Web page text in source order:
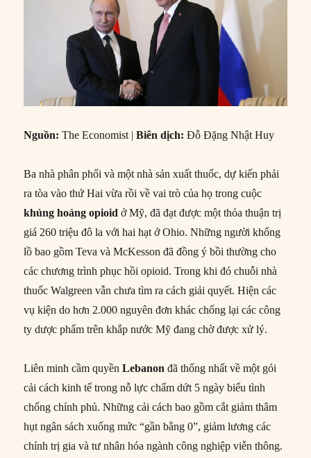
Nguồn: The Economist |Biên dịch: Đỗ Đặng Nhật Huy
Ba nhà phân phối và một nhà sản xuất thuốc, dự kiến phải
ra tòa vào thứ Hai vừa rồi về vai trò của họ trong cuộc
khủng hoảng opioid ở Mỹ, đã đạt được một thỏa thuận trị
giá 260 triệu đô la với hai hạt ở Ohio. Những người khổng
lồ bao gồm Teva và McKesson đã đồng ý bồi thường cho
các chương trình phục hồi opioid. Trong khi đó chuỗi nhà
thuốc Walgreen vẫn chưa tìm ra cách giải quyết. Hiện các
vụ kiện do hơn 2.000 nguyên đơn khác chống lại các công
ty dược phẩm trên khắp nước Mỹ đang chờ được xử lý.
Liên minh cầm quyềnLebanon đã thống nhất về một gói
cải cách kinh tế trong nỗ lực chấm dứt 5 ngày biểu tình
chống chính phủ. Những cải cách bao gồm cắt giảm thâm
hụt ngân sách xuống mức “gần bằng 0”, giảm lương các
chính trị gia và tư nhân hóa ngành công nghiệp viễn thông.